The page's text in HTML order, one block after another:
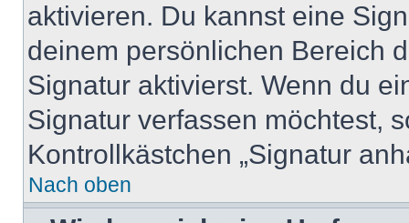
aktivieren. Du kannst eine
deinem persönlichen Bereich
Signatur aktivierst. Wenn du
Signatur verfassen möchtest,
Kontrollkästchen „Signatur
Nach oben